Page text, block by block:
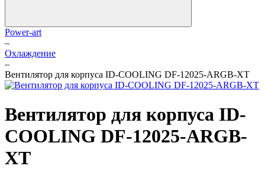
Power-art
–
Охлаждение
–
Вентилятор для корпуса ID-COOLING DF-12025-ARGB-XT
Вентилятор для корпуса ID-
COOLING DF-12025-ARGB-
XT